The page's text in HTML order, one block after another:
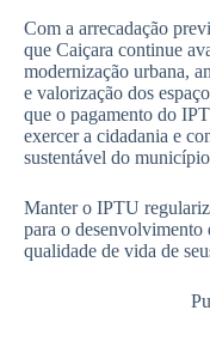
Com a arrecadação
que Caiçara continue
modernização urbana,
e valorização dos
que o pagamento do
exercer a cidadania e
sustentável do
Manter o IPTU
para o desenvolvimento
qualidade de vida de